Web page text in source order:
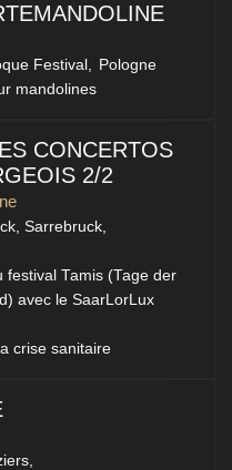
Festival, Pologne
mandolines
CONCERTOS
2/2
Sarrebruck,
festival Tamis (Tage der
avec le SaarLorLux
crise sanitaire